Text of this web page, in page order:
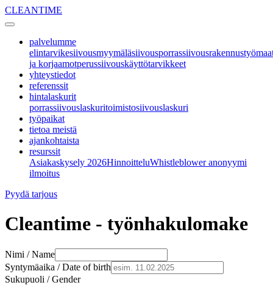
CLEANTIME
palvelumme
elintarvikesiivousmyymäläsiivousporrassiivous
ja korjaamotperussiivouskäyttötarvikkeet
yhteystiedot
referenssit
hintalaskurit
porrassiivouslaskuritoimistosiivouslaskuri
työpaikat
tietoa meistä
ajankohtaista
resurssit
Asiakaskysely 2026HinnoitteluWhistleblower anonyymi
ilmoitus
Pyydä tarjous
Cleantime - työnhakulomake
Nimi / Name
Syntymäaika / Date of birth
Sukupuoli / Gender